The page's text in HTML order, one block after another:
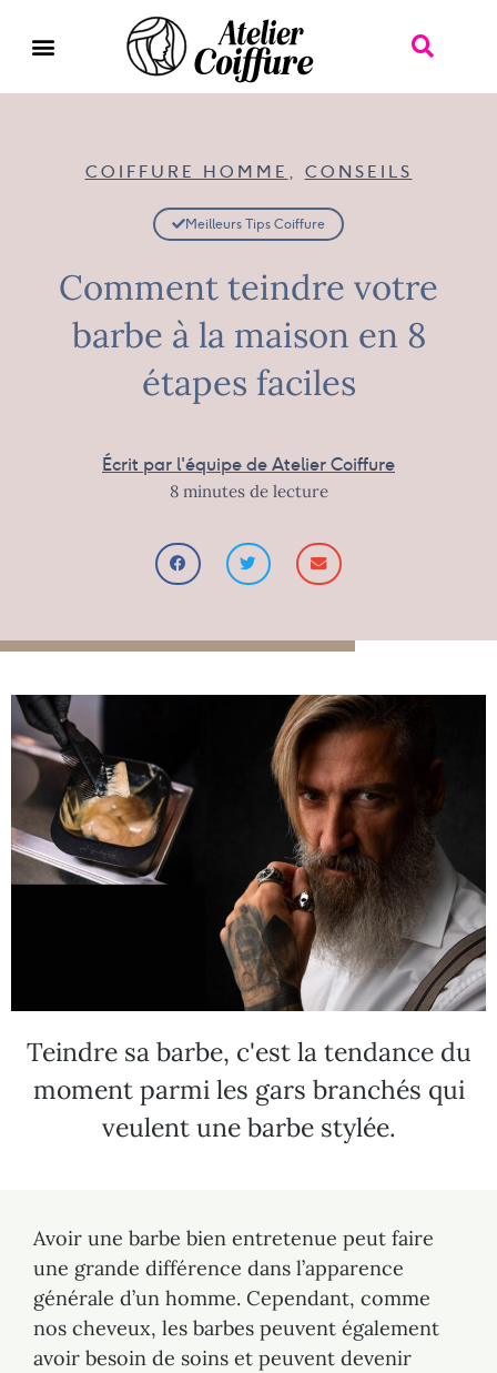
COIFFURE HOMME , CONSEILS
Meilleurs Tips Coiffure
Comment teindre votre
barbe à la maison en 8
étapes faciles
Écrit par l'équipe de Atelier Coiffure
8 minutes de lecture
Teindre sa barbe, c'est la tendance du
moment parmi les gars branchés qui
veulent une barbe stylée.
Avoir une barbe bien entretenue peut faire
une grande différence dans l’apparence
générale d’un homme. Cependant, comme
nos cheveux, les barbes peuvent également
avoir besoin de soins et peuvent devenir